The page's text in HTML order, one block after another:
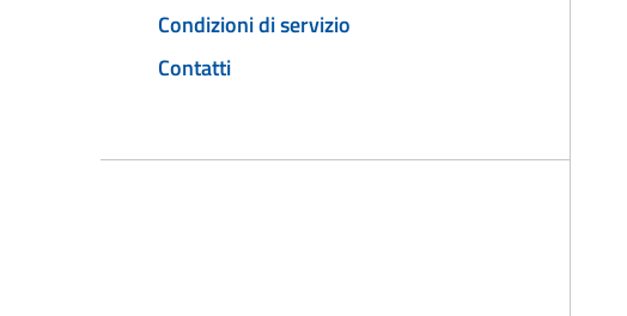
Condizioni di servizio
Contatti